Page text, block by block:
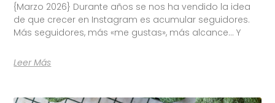
{Marzo 2026} Durante años se nos ha vendido la idea
de que crecer en Instagram es acumular seguidores.
Más seguidores, más «me gustas», más alcance… Y
Leer Más